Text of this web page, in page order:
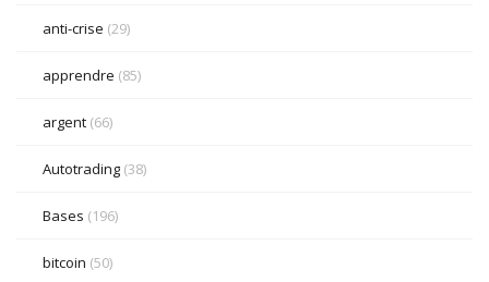
anti-crise (29)
apprendre (85)
argent (66)
Autotrading (38)
Bases (196)
bitcoin (50)